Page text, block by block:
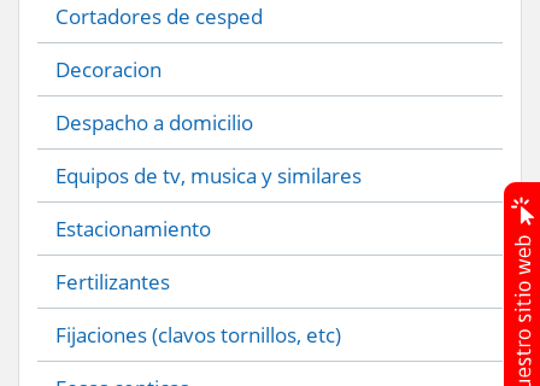
Cortadores de cesped
Decoracion
Despacho a domicilio
Equipos de tv, musica y similares
Estacionamiento
Fertilizantes
Fijaciones (clavos tornillos, etc)